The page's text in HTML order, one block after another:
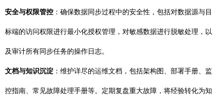
安全与权限管控 ：确保数据同步过程中的安全性，包括对数据源与目
标端的访问权限进行最小化授权管理，对敏感数据进行脱敏处理，以
及审计所有同步任务的操作日志。
文档与知识沉淀 ：维护详尽的运维文档，包括架构图、部署手册、监
控指南、常见故障处理手册等。定期复盘重大故障，将经验转化为知